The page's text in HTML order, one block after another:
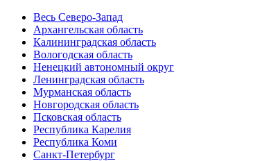
Весь Северо-Запад
Архангельская область
Калининградская область
Вологодская область
Ненецкий автономный округ
Ленинградская область
Мурманская область
Новгородская область
Псковская область
Республика Карелия
Республика Коми
Санкт-Петербург